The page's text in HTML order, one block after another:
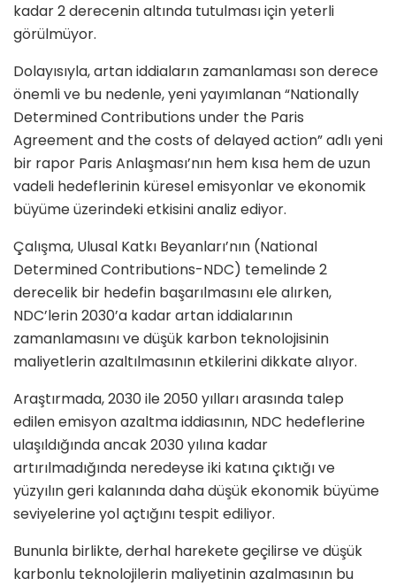
kadar 2 derecenin altında tutulması için yeterli
görülmüyor.
Dolayısıyla, artan iddiaların zamanlaması son derece
önemli ve bu nedenle, yeni yayımlanan “Nationally
Determined Contributions under the Paris
Agreement and the costs of delayed action” adlı yeni
bir rapor Paris Anlaşması’nın hem kısa hem de uzun
vadeli hedeflerinin küresel emisyonlar ve ekonomik
büyüme üzerindeki etkisini analiz ediyor.
Çalışma, Ulusal Katkı Beyanları’nın (National
Determined Contributions-NDC) temelinde 2
derecelik bir hedefin başarılmasını ele alırken,
NDC’lerin 2030’a kadar artan iddialarının
zamanlamasını ve düşük karbon teknolojisinin
maliyetlerin azaltılmasının etkilerini dikkate alıyor.
Araştırmada, 2030 ile 2050 yılları arasında talep
edilen emisyon azaltma iddiasının, NDC hedeflerine
ulaşıldığında ancak 2030 yılına kadar
artırılmadığında neredeyse iki katına çıktığı ve
yüzyılın geri kalanında daha düşük ekonomik büyüme
seviyelerine yol açtığını tespit ediliyor.
Bununla birlikte, derhal harekete geçilirse ve düşük
karbonlu teknolojilerin maliyetinin azalmasının bu